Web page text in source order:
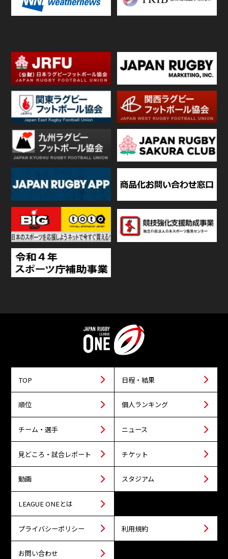
TOP 日程・結果
順位 個人ランキング
チーム・選手 ニュース
見どころ・試合レポート チケット
動画 スタジアム
LEAGUE ONEとは
プライバシーポリシー 利用規約
お問い合わせ